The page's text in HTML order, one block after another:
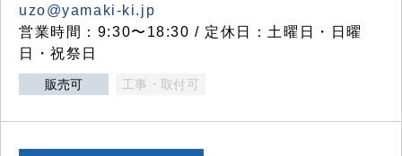
uzo@yamaki-ki.jp
営業時間：9:30〜18:30 / 定休日：土曜日・日曜
日・祝祭日
販売可 工事・取付可